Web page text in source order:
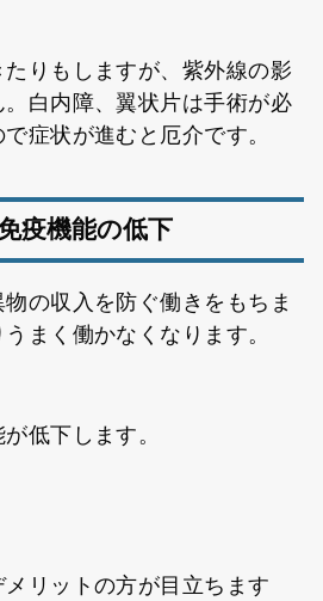
りもしますが、紫外線の影
白内障、翼状片は手術が必
症状が進むと厄介です。
機能の低下
の収入を防ぐ働きをもちま
まく働かなくなります。
低下します。
リットの方が目立ちます